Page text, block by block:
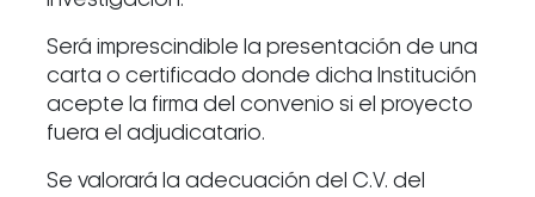
Será imprescindible la presentación de una
carta o certificado donde dicha Institución
acepte la firma del convenio si el proyecto
fuera el adjudicatario.
Se valorará la adecuación del C.V. del